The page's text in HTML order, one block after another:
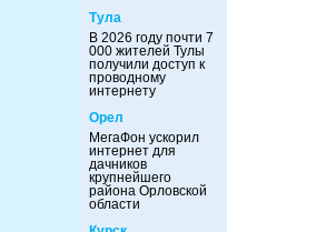
Тула
В 2026 году почти 7
000 жителей Тулы
получили доступ к
проводному
интернету
Орел
МегаФон ускорил
интернет для
дачников
крупнейшего
района Орловской
области